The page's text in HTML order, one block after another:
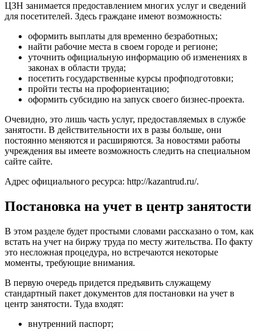
ЦЗН занимается предоставлением многих услуг и сведений
для посетителей. Здесь граждане имеют возможность:
оформить выплаты для временно безработных;
найти рабочие места в своем городе и регионе;
уточнить официальную информацию об изменениях в
законах в области труда;
посетить государственные курсы профподготовки;
пройти тесты на профориентацию;
оформить субсидию на запуск своего бизнес-проекта.
Очевидно, это лишь часть услуг, предоставляемых в службе
занятости. В действительности их в разы больше, они
постоянно меняются и расширяются. За новостями работы
учреждения вы имеете возможность следить на специальном
сайте сайте.
Адрес официального ресурса: http://kazantrud.ru/.
Постановка на учет в центр занятости
В этом разделе будет простыми словами рассказано о том, как
встать на учет на биржу труда по месту жительства. По факту
это несложная процедура, но встречаются некоторые
моменты, требующие внимания.
В первую очередь придется предъявить служащему
стандартный пакет документов для постановки на учет в
центр занятости. Туда входят:
внутренний паспорт;